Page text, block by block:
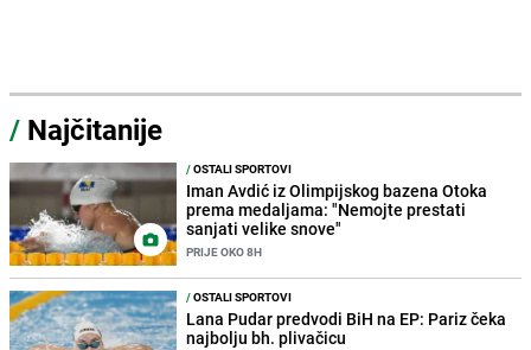
/ Najčitanije
/OSTALI SPORTOVI
Iman Avdić iz Olimpijskog bazena Otoka
prema medaljama: "Nemojte prestati
sanjati velike snove"
PRIJE OKO 8H
/OSTALI SPORTOVI
Lana Pudar predvodi BiH na EP: Pariz čeka
najbolju bh. plivačicu